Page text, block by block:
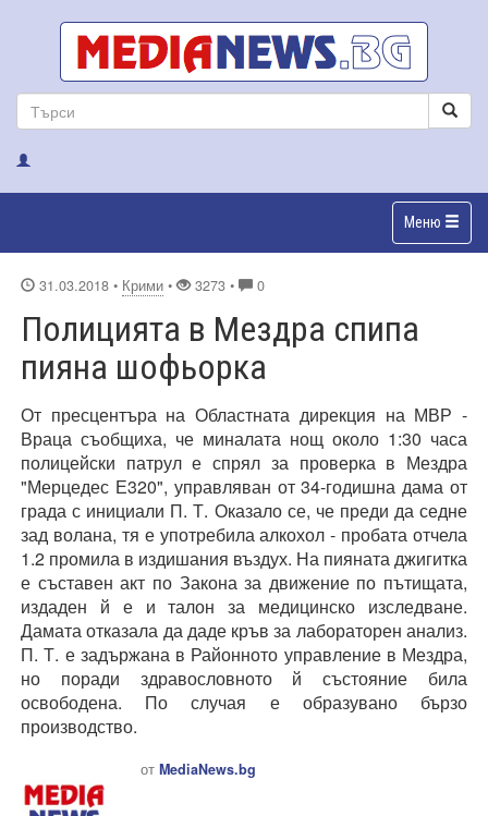
Меню
31.03.2018 • Крими • 3273 • 0
Полицията в Мездра спипа
пияна шофьорка
От пресцентъра на Областната дирекция на МВР -
Враца съобщиха, че миналата нощ около 1:30 часа
полицейски патрул е спрял за проверка в Мездра
"Мерцедес Е320", управляван от 34-годишна дама от
града с инициали П. Т. Оказало се, че преди да седне
зад волана, тя е употребила алкохол - пробата отчела
1.2 промила в издишания въздух. На пияната джигитка
е съставен акт по Закона за движение по пътищата,
издаден й е и талон за медицинско изследване.
Дамата отказала да даде кръв за лабораторен анализ.
П. Т. е задържана в Районното управление в Мездра,
но поради здравословното й състояние била
освободена. По случая е образувано бързо
производство.
от MediaNews.bg